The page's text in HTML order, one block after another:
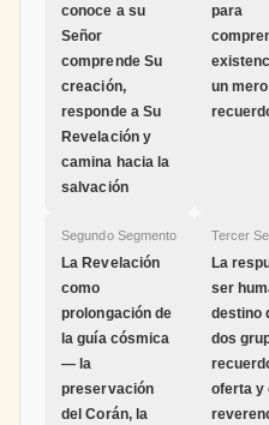
conoce a su
Señor
comprende Su
creación,
responde a Su
Revelación y
camina hacia la
salvación
para
un mero
Segundo Segmento
La Revelación
como
prolongación de
la guía cósmica
— la
preservación
del Corán, la
Tercer
La
ser
destino
dos
oferta y